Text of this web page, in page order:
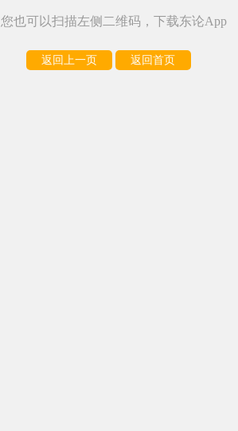
您也可以扫描左侧二维码，下载东论App
返回上一页 返回首页